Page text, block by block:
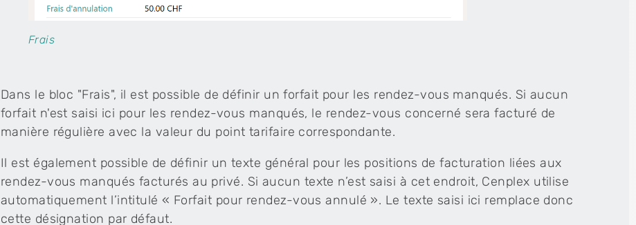
Frais
Dans le bloc "Frais", il est possible de définir un forfait pour les rendez-vous manqués. Si aucun
forfait n'est saisi ici pour les rendez-vous manqués, le rendez-vous concerné sera facturé de
manière régulière avec la valeur du point tarifaire correspondante.
Il est également possible de définir un texte général pour les positions de facturation liées aux
rendez-vous manqués facturés au privé. Si aucun texte n’est saisi à cet endroit, Cenplex utilise
automatiquement l’intitulé « Forfait pour rendez-vous annulé ». Le texte saisi ici remplace donc
cette désignation par défaut.